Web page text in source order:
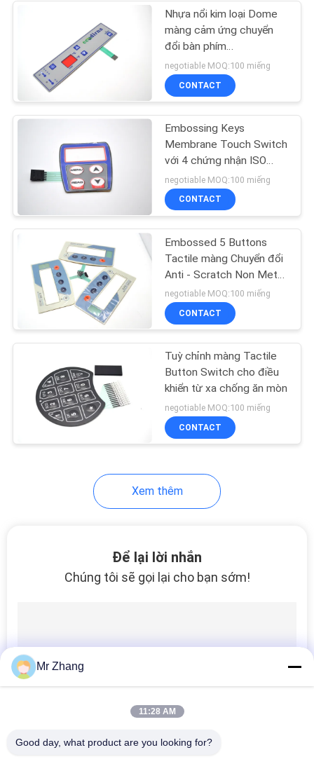
TRANG
WEB
CHÍNH
SÁCH
MẬT
Công tắc màng FPC
10
Chuyển đổi màng
sáng
Chuyển đổi màng
Backlit
Thiết bị chuyển
Công tắc màng nút
đơn
Nhựa nổi kim loại Dome
màng cảm ứng chuyển
đổi bàn phím
175mmx45mm
negotiable MOQ:100 miếng
CONTACT
Embossing Keys
Membrane Touch Switch
với 4 chứng nhận ISO
Dome kim loại
negotiable MOQ:100 miếng
CONTACT
Embossed 5 Buttons
Tactile màng Chuyển đổi
Anti - Scratch Non Metal
Dome Loại
negotiable MOQ:100 miếng
CONTACT
Tuỳ chỉnh màng Tactile
Button Switch cho điều
khiển từ xa chống ăn mòn
negotiable MOQ:100 miếng
CONTACT
Xem thêm
Để lại lời nhắn
Chúng tôi sẽ gọi lại cho bạn sớm!
Mr Zhang
11:28 AM
Good day, what product are you looking for?